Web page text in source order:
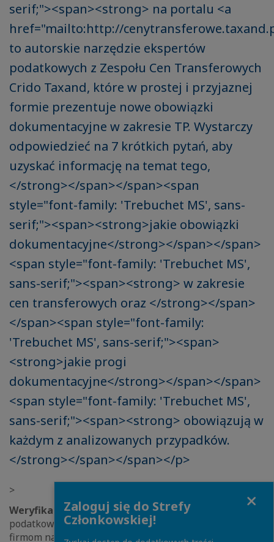
serif;"><span><strong> na portalu <a
href="mailto:http://
to autorskie narzędzie ekspertów
podatkowych z Zespołu Cen Transferowych
Crido Taxand, które w prostej i przyjaznej
formie prezentuje nowe obowiązki
dokumentacyjne w zakresie TP. Wystarczy
odpowiedzieć na 7 krótkich pytań, aby
uzyskać informację na temat tego,
</strong></span></span><span
style="font-family: 'Trebuchet MS', sans-
serif;"><span><strong>jakie obowiązki
dokumentacyjne</strong></span></span>
<span style="font-family: 'Trebuchet MS',
sans-serif;"><span><strong> w zakresie
cen transferowych oraz </strong></span>
</span><span style="font-family:
'Trebuchet MS', sans-serif;"><span>
<strong>jakie progi
dokumentacyjne</strong></span></span>
<span style="font-family: 'Trebuchet MS',
sans-serif;"><span><strong> obowiązują w
każdym z analizowanych przypadków.
</strong></span></span></p>
>
Weryfikator obowi?zków TPjest kolejnym z
podatkowych narzędzi IT, udostępnianym bezpłatnie
firmom na portalach prowadzonych przez ekspertów
Zaloguj się do Strefy
Członkowskiej!